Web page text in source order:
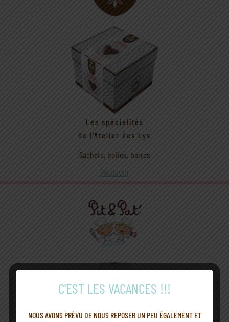
Les spécialités
de l'Atelier des Lys
Sachets, boites, barres
Découvrir
C'EST LES VACANCES !!!
NOUS AVONS PRÉVU DE NOUS REPOSER UN PEU ÉGALEMENT ET